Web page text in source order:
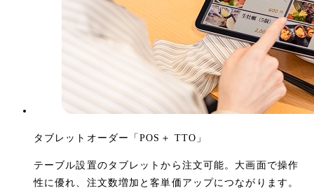
タブレットオーダー「POS＋ TTO」
テーブル設置のタブレットから注文可能。大画面で操作
性に優れ、注文数増加と客単価アップにつながります。